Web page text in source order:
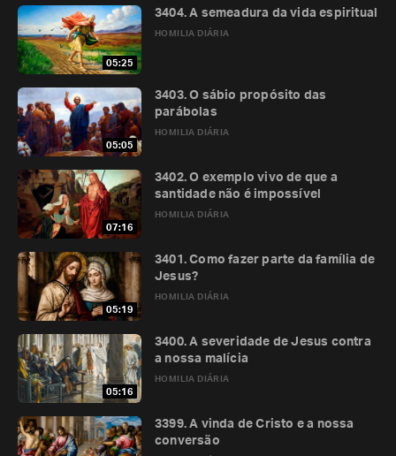
05:25
HOMILIA DIÁRIA
3404. A semeadura da vida espiritual
05:05
HOMILIA DIÁRIA
3403. O sábio propósito das
parábolas
07:16
HOMILIA DIÁRIA
3402. O exemplo vivo de que a
santidade não é impossível
05:19
HOMILIA DIÁRIA
3401. Como fazer parte da família de
Jesus?
05:16
HOMILIA DIÁRIA
3400. A severidade de Jesus contra
a nossa malícia
3399. A vinda de Cristo e a nossa
conversão